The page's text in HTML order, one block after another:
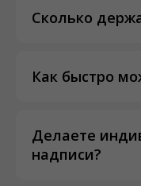
Сколько
Как быстро
Делаете
надписи?